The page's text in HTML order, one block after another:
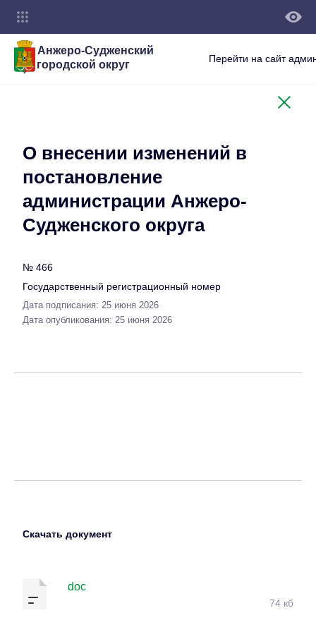
Анжеро-Судженский
городской округ
Перейти на сайт
О внесении изменений в
постановление
администрации Анжеро-
Судженского округа
№ 466
Государственный регистрационный номер
Дата подписания: 25 июня 2026
Дата опубликования: 25 июня 2026
Скачать документ
doc
74 кб